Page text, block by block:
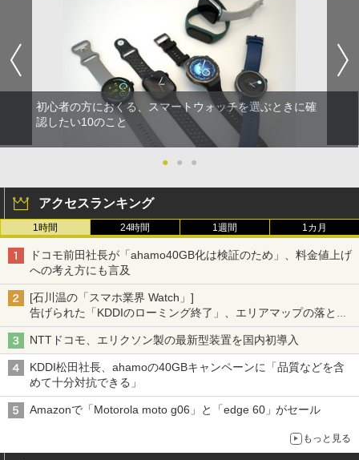
初心者の方におくる、スマートウォッチを選ぶときに確
認したい10のこと
● ● ●
アクセスランキング
1時間 24時間 1週間 1カ月
ドコモ前田社長が「ahamo40GB化は検証のため」、料金値上げ
への考え方にも言及
[石川温の「スマホ業界 Watch」]
告げられた「KDDIのローミング終了」、エリアマップの落とし
穴と楽天モバイルの課題
NTTドコモ、エリクソン製の最新型装置を国内初導入
KDDI松田社長、ahamoの40GBキャンペーンに「品質などを含
めて十分対抗できる」
Amazonで「Motorola moto g06」と「edge 60」がセール
もっと見る